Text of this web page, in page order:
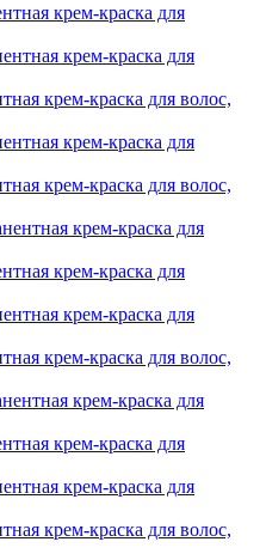
крем-краска для
крем-краска для волос,
крем-краска для волос,
крем-краска для
крем-краска для волос,
крем-краска для
крем-краска для волос,